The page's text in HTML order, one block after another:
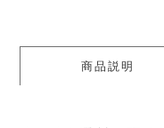
商品説明